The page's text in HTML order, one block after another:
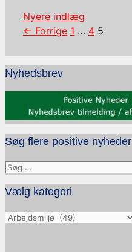
Nyere indlæg
← Forrige Side
1 … Side
4 Side
5
Nyhedsbrev
Søg flere positive nyheder
Søg
efter:
Vælg kategori
Vælg